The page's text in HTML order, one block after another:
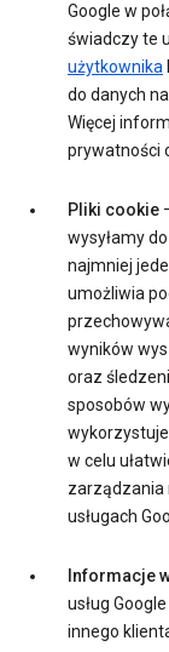
Google w
świadczy te
użytkownika
do danych
Więcej
prywatności
Pliki cookie
wysyłamy
najmniej
umożliwia
wyników
oraz
sposobów
w celu
zarządzania
usługach
Informacje
usług
innego